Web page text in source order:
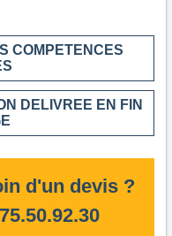
COMPETENCES
DELIVREE EN FIN
d'un devis ?